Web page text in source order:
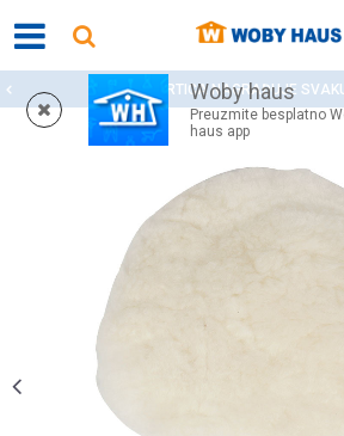
Woby haus
Preuzmite besplatno
haus app
WOBY KARTICA NAGRAĐUJE